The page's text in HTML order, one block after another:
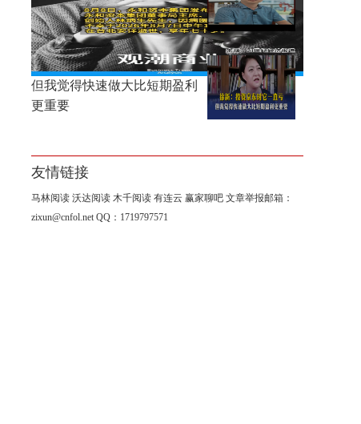
徐新：投资京东时它一直亏，
但我觉得快速做大比短期盈利
更重要
友情链接
马林阅读 沃达阅读 木千阅读 有连云 赢家聊吧 文章举报邮箱：
zixun@cnfol.net QQ：1719797571